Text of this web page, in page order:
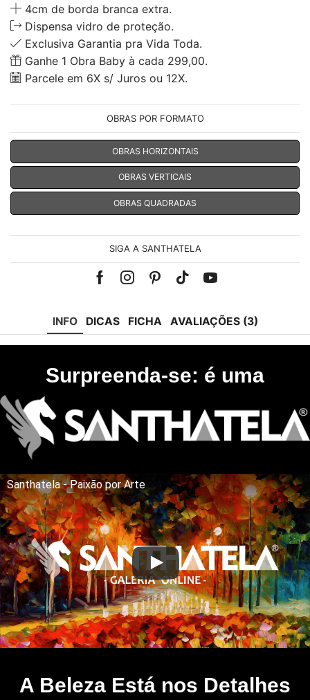
4cm de borda branca extra.
Dispensa vidro de proteção.
Exclusiva Garantia pra Vida Toda.
Ganhe 1 Obra Baby à cada 299,00.
Parcele em 6X s/ Juros ou 12X.
OBRAS POR FORMATO
OBRAS HORIZONTAIS
OBRAS VERTICAIS
OBRAS QUADRADAS
SIGA A SANTHATELA
Facebook
Instagram
Pinterest
Tik-Youtube
INFO DICAS FICHA AVALIAÇÕES (3)
Surpreenda-se: é uma
Santhatela - Paixão por Arte
A Beleza Está nos Detalhes